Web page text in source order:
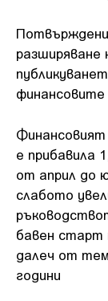
Финансовият
е прибавила
от април до
слабото
бавен старт
далеч от
години